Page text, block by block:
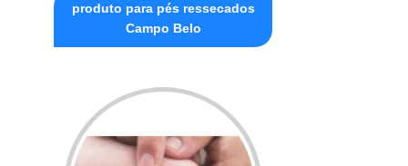
produto para pés ressecados
Campo Belo